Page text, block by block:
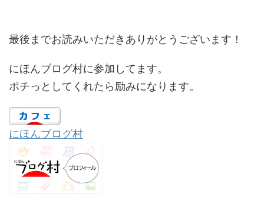
最後までお読みいただきありがとうございます！
にほんブログ村に参加してます。
ポチっとしてくれたら励みになります。
にほんブログ村